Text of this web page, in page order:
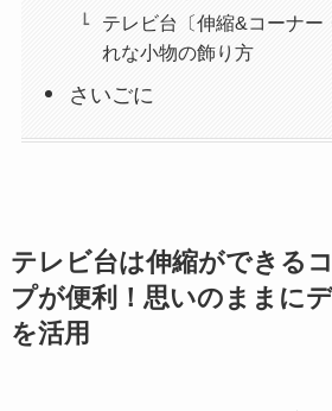
テレビ台〔伸縮&コーナー
れな小物の飾り方
さいごに
テレビ台は伸縮ができる
プが便利！思いのままに
を活用